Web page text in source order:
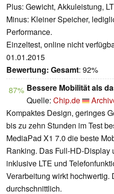
Plus: Gewicht, Akkuleistung,
Minus: Kleiner Speicher,
Performance.
Einzeltest, online nicht
01.01.2015
Bewertung: Gesamt: 92%
87% Bessere Mobilität als
Quelle: Chip.de
Kompaktes Design, geringes
bis zu zehn Stunden im Test
MediaPad X1 7.0 die beste
Ranking. Das Full-HD-Display
inklusive LTE und
Verarbeitung wirkt hochwertig.
durchschnittlich.